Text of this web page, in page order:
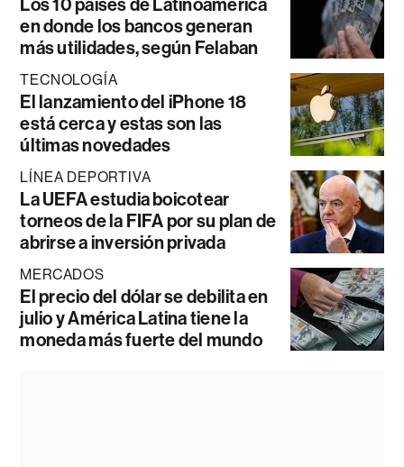
Los 10 países de Latinoamérica
en donde los bancos generan
más utilidades, según Felaban
TECNOLOGÍA
El lanzamiento del iPhone 18
está cerca y estas son las
últimas novedades
LÍNEA DEPORTIVA
La UEFA estudia boicotear
torneos de la FIFA por su plan de
abrirse a inversión privada
MERCADOS
El precio del dólar se debilita en
julio y América Latina tiene la
moneda más fuerte del mundo